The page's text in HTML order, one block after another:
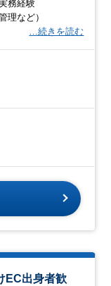
務経験
理など）
…続きを読む
EC出身者歓